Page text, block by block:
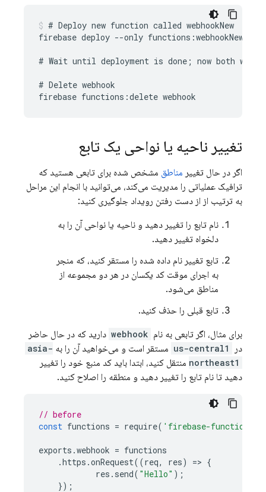
# Deploy new function called webhookNew
firebase deploy --only functions:webhookNew
# Wait until deployment is done; now both
# Delete webhook
تغییر ناحیه یا نواحی یک تابع
اگر در حال تغییر مناطق مشخص شده برای تابعی هستید که
ترافیک عملیاتی را مدیریت می‌کند، می‌توانید با انجام این مراحل
به ترتیب از از دست رفتن رویداد جلوگیری کنید:
نام تابع را تغییر دهید و ناحیه یا نواحی آن را به
دلخواه تغییر دهید.
تابع تغییر نام داده شده را مستقر کنید، که منجر
به اجرای موقت کد یکسان در هر دو مجموعه از
مناطق می‌شود.
تابع قبلی را حذف کنید.
برای مثال، اگر تابعی به نام webhook دارید که در حال حاضر
در
us-central1 مستقر است و می‌خواهید آن را به asia-
northeast1 منتقل کنید، ابتدا باید کد منبع خود را تغییر
دهید تا نام تابع را تغییر دهید و منطقه را اصلاح کنید.
// before
const functions = require( 'firebase-functions/
exports .webhook = functions
.https .onRequest((req, res) => {
res . send( "Hello" );
});